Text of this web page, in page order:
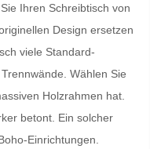
Ihren Schreibtisch von
Design ersetzen
viele Standard-
Wählen Sie
Holzrahmen hat.
betont. Ein solcher
Einrichtungen.